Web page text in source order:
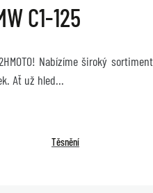
C1-125
Nabízíme široký
Ať už hled
Těsnění